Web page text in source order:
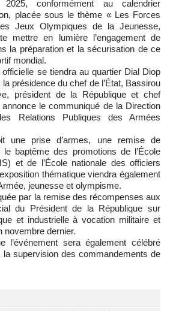
conformément au calendrier
placée sous le thème « Les Forces
Jeux Olympiques de la Jeunesse,
mettre en lumière l’engagement de
la préparation et la sécurisation de ce
mondial.
se tiendra au quartier Dial Diop
présidence du chef de l’État, Bassirou
président de la République et chef
le communiqué de la Direction
Relations Publiques des Armées
une prise d’armes, une remise de
baptême des promotions de l’École
et de l’École nationale des officiers
thématique viendra également
jeunesse et olympisme.
par la remise des récompenses aux
du Président de la République sur
et industrielle à vocation militaire et
novembre dernier.
l’événement sera également célébré
supervision des commandements de